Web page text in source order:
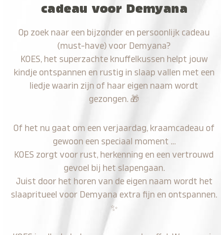
cadeau voor Demyana
Op zoek naar een bijzonder en persoonlijk cadeau
(must-have) voor Demyana?
KOES, het superzachte knuffelkussen helpt jouw
kindje ontspannen en rustig in slaap vallen met een
liedje waarin zijn of haar eigen naam wordt
gezongen. 🎁
Of het nu gaat om een verjaardag, kraamcadeau of
gewoon een speciaal moment …
KOES zorgt voor rust, herkenning en een vertrouwd
gevoel bij het slapengaan.
Juist door het horen van de eigen naam wordt het
slaapritueel voor Demyana extra fijn en ontspannen.
✨